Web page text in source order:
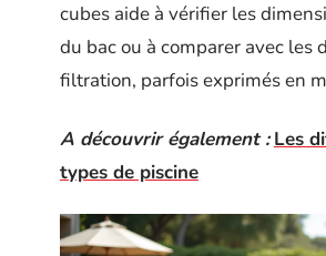
cubes aide à vérifier les
du bac ou à comparer avec les
filtration, parfois exprimés en
A découvrir également : Les
types de piscine